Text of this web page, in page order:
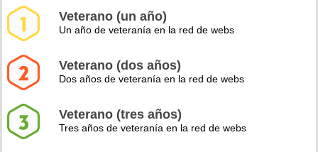
Veterano (un año)
Un año de veteranía en la red de webs
Veterano (dos años)
Dos años de veteranía en la red de webs
Veterano (tres años)
Tres años de veteranía en la red de webs